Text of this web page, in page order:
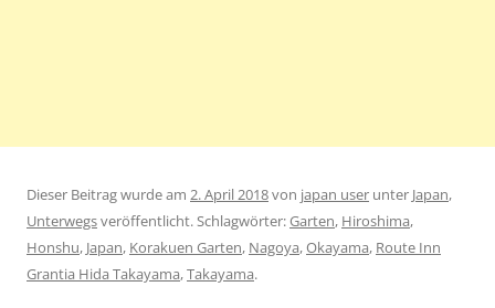
Dieser Beitrag wurde am 2. April 2018von japan user unter Japan,
Unterwegsveröffentlicht. Schlagwörter:Garten, Hiroshima,
Honshu, Japan, Korakuen Garten, Nagoya,Okayama, Route Inn
Grantia Hida Takayama,Takayama.